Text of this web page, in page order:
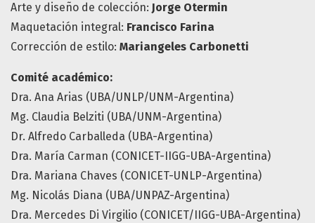
Arte y diseño de colección: Jorge Otermin
Maquetación integral: Francisco Farina
Corrección de estilo: Mariangeles Carbonetti
Comité académico:
Dra. Ana Arias (UBA/UNLP/UNM-Argentina)
Mg. Claudia Belziti (UBA/UNM-Argentina)
Dr. Alfredo Carballeda (UBA-Argentina)
Dra. María Carman (CONICET-IIGG-UBA-Argentina)
Dra. Mariana Chaves (CONICET-UNLP-Argentina)
Mg. Nicolás Diana (UBA/UNPAZ-Argentina)
Dra. Mercedes Di Virgilio (CONICET/IIGG-UBA-Argentina)